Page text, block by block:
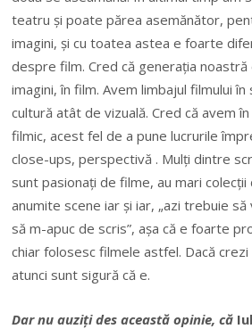
teatru și poate părea asemănător,
imagini, și cu toatea astea e foarte
despre film. Cred că generația
imagini, în film. Avem limbajul filmului
cultură atât de vizuală. Cred că avem
filmic, acest fel de a pune lucrurile
close-ups, perspectivă . Mulți dintre
sunt pasionați de filme, au mari colecții
anumite scene iar și iar, „azi trebuie
să m-apuc de scris”, așa că e foarte
chiar folosesc filmele astfel. Dacă
atunci sunt sigură că e.
Dar nu auziți des această opinie, că